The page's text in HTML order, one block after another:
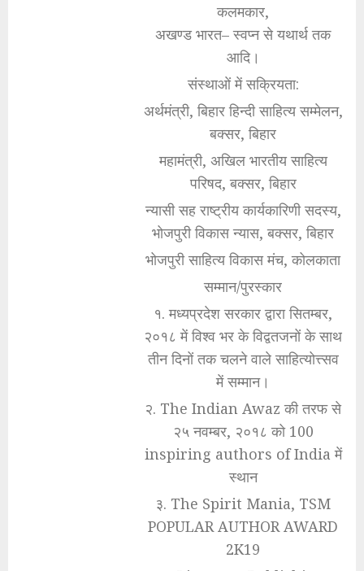
कलमकार,
अखण्ड भारत– स्वप्न से यथार्थ तक
आदि।
संस्थाओं में सक्रियता:
अर्थमंत्री, बिहार हिन्दी साहित्य सम्मेलन,
बक्सर, बिहार
महामंत्री, अखिल भारतीय साहित्य
परिषद, बक्सर, बिहार
न्यासी सह राष्ट्रीय कार्यकारिणी सदस्य,
भोजपुरी विकास न्यास, बक्सर, बिहार
भोजपुरी साहित्य विकास मंच, कोलकाता
सम्मान/पुरस्कार
१. मध्यप्रदेश सरकार द्वारा सितम्बर,
२०१८ में विश्व भर के विद्वतजनों के साथ
तीन दिनों तक चलने वाले साहित्योत्त्सव
में सम्मान।
२. The Indian Awaz की तरफ से
२५ नवम्बर, २०१८ को 100
inspiring authors of India में
स्थान
३. The Spirit Mania, TSM
POPULAR AUTHOR AWARD
2K19